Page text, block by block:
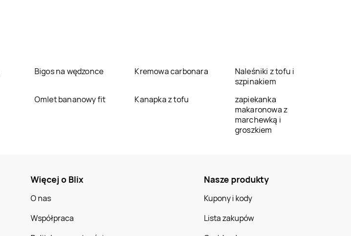
Bigos na wędzonce Kremowa carbonara
Naleśniki z tofu i
szpinakiem
Omlet bananowy fit Kanapka z tofu
zapiekanka
makaronowa z
marchewką i
groszkiem
Więcej o Blix
O nas
Współpraca
Nasze produkty
Kupony i kody
Lista zakupów